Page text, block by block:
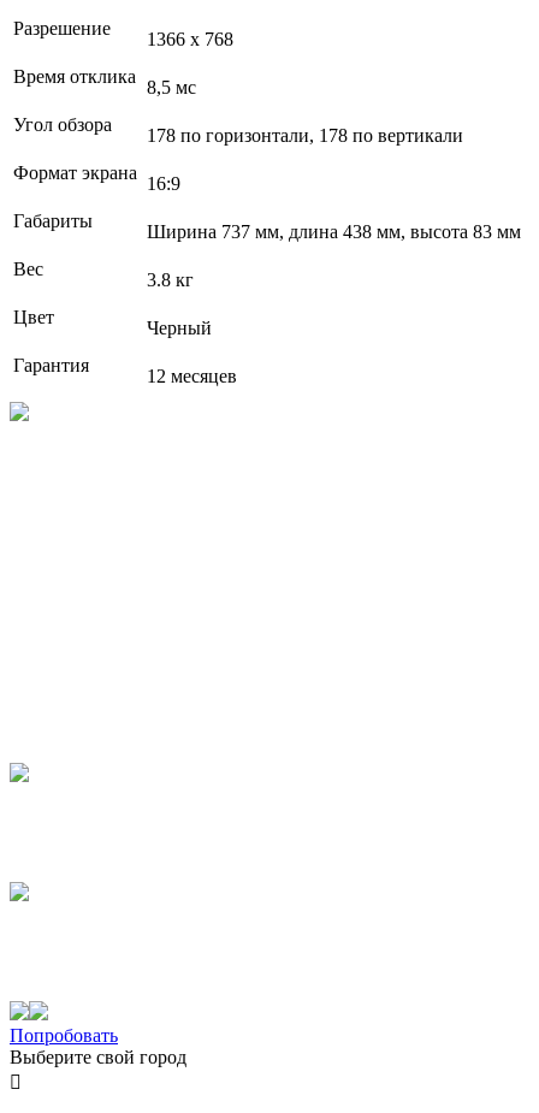
Разрешение
1366 x 768
Время отклика
8,5 мс
Угол обзора
178 по горизонтали, 178 по вертикали
Формат экрана
16:9
Габариты
Ширина 737 мм, длина 438 мм, высота 83 мм
Вес
3.8 кг
Цвет
Черный
Гарантия
12 месяцев
Попробовать
Выберите свой город
